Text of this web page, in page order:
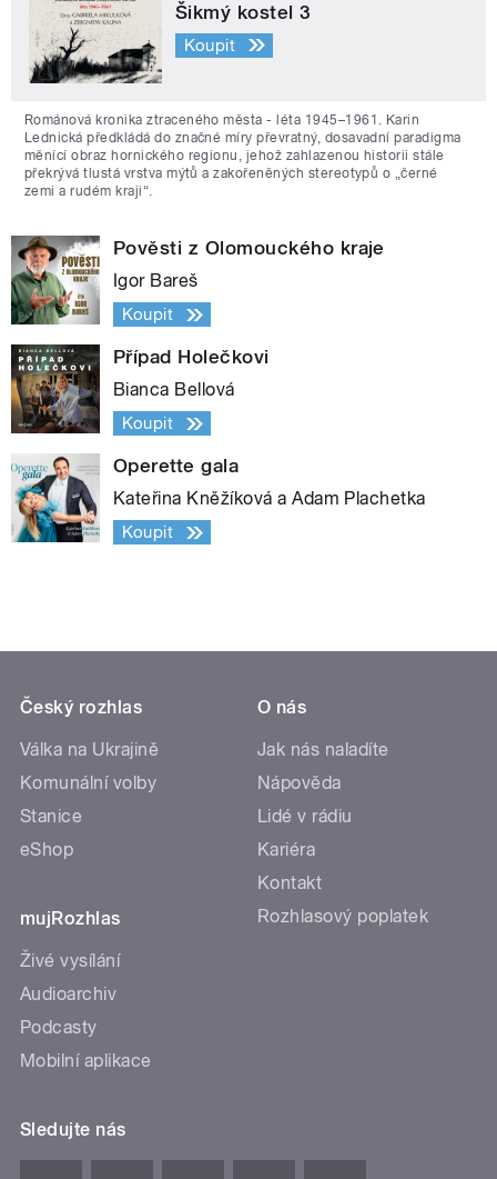
Šikmý kostel 3
Koupit
Románová kronika ztraceného města - léta 1945–1961. Karin
Lednická předkládá do značné míry převratný, dosavadní paradigma
měnící obraz hornického regionu, jehož zahlazenou historii stále
překrývá tlustá vrstva mýtů a zakořeněných stereotypů o „černé
zemi a rudém kraji“.
Pověsti z Olomouckého kraje
Igor Bareš
Koupit
Případ Holečkovi
Bianca Bellová
Koupit
Operette gala
Kateřina Kněžíková a Adam Plachetka
Koupit
Český rozhlas
Válka na Ukrajině
Komunální volby
Stanice
eShop
mujRozhlas
Živé vysílání
Audioarchiv
Podcasty
Mobilní aplikace
O nás
Jak nás naladíte
Nápověda
Lidé v rádiu
Kariéra
Kontakt
Rozhlasový poplatek
Sledujte nás